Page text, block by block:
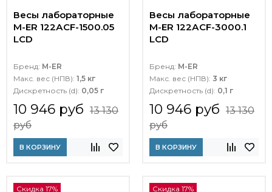
Весы лабораторные
M-ER 122АCF-1500.05
LСD
Бренд: M-ER
Макс. вес (НПВ): 1,5 кг
Дискретность (d): 0,05 г
10 946 руб 13 130
руб
В КОРЗИНУ
Весы лабораторные
M-ER 122АCF-3000.1
LСD
Бренд: M-ER
Макс. вес (НПВ): 3 кг
Дискретность (d): 0,1 г
10 946 руб 13 130
руб
В КОРЗИНУ
Скидка 17% Скидка 17%